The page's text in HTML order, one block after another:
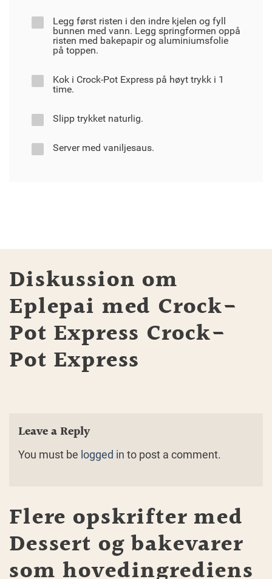
Legg først risten i den indre kjelen og fyll
bunnen med vann. Legg springformen oppå
risten med bakepapir og aluminiumsfolie
på toppen.
Kok i Crock-Pot Express på høyt trykk i 1
time.
Slipp trykket naturlig.
Server med vaniljesaus.
Diskussion om
Eplepai med Crock-
Pot Express Crock-
Pot Express
Leave a Reply
You must be logged in to post a comment.
Flere opskrifter med
Dessert og bakevarer
som hovedingrediens